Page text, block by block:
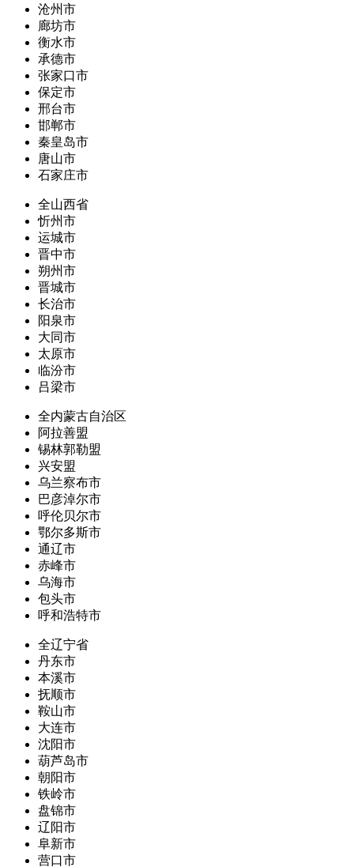
沧州市
廊坊市
衡水市
承德市
张家口市
保定市
邢台市
邯郸市
秦皇岛市
唐山市
石家庄市
全山西省
忻州市
运城市
晋中市
朔州市
晋城市
长治市
阳泉市
大同市
太原市
临汾市
吕梁市
全内蒙古自治区
阿拉善盟
锡林郭勒盟
兴安盟
乌兰察布市
巴彦淖尔市
呼伦贝尔市
鄂尔多斯市
通辽市
赤峰市
乌海市
包头市
呼和浩特市
全辽宁省
丹东市
本溪市
抚顺市
鞍山市
大连市
沈阳市
葫芦岛市
朝阳市
铁岭市
盘锦市
辽阳市
阜新市
营口市